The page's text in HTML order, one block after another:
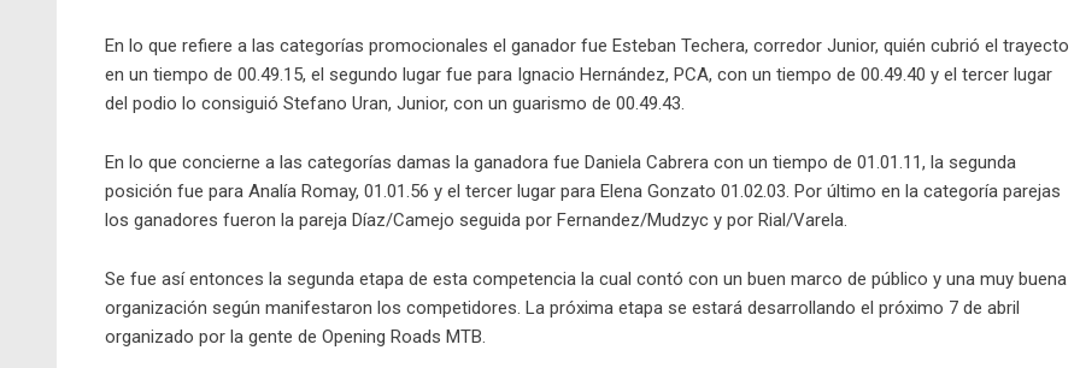
En lo que refiere a las categorías promocionales el ganador fue Esteban Techera, corredor Junior, quién cubrió el trayecto
en un tiempo de 00.49.15, el segundo lugar fue para Ignacio Hernández, PCA, con un tiempo de 00.49.40 y el tercer lugar
del podio lo consiguió Stefano Uran, Junior, con un guarismo de 00.49.43.
En lo que concierne a las categorías damas la ganadora fue Daniela Cabrera con un tiempo de 01.01.11, la segunda
posición fue para Analía Romay, 01.01.56 y el tercer lugar para Elena Gonzato 01.02.03. Por último en la categoría parejas
los ganadores fueron la pareja Díaz/Camejo seguida por Fernandez/Mudzyc y por Rial/Varela.
Se fue así entonces la segunda etapa de esta competencia la cual contó con un buen marco de público y una muy buena
organización según manifestaron los competidores. La próxima etapa se estará desarrollando el próximo 7 de abril
organizado por la gente de Opening Roads MTB.